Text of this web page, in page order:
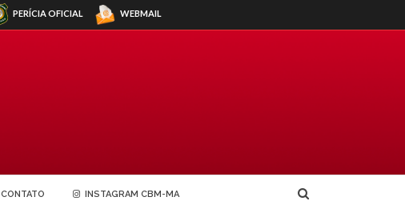
PERÍCIA OFICIAL WEBMAIL
CONTATO INSTAGRAM CBM-MA